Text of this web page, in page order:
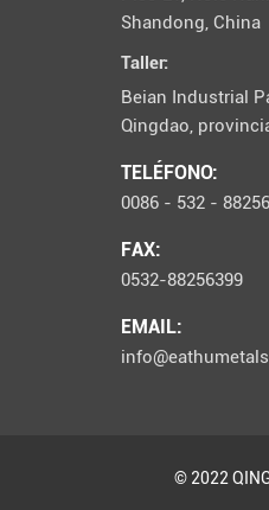
Shandong, China
Taller:
Beian Industrial
Qingdao,
TELÉFONO:
0086 - 532 -
FAX:
0532-88256399
EMAIL:
© 2022